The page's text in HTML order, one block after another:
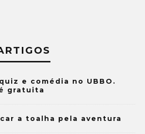
e comédia no UBBO.
gratuita
a toalha pela aventura